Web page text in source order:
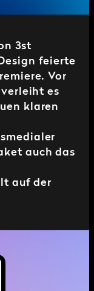
3st
feierte
Vor
es
klaren
auch das
auf der